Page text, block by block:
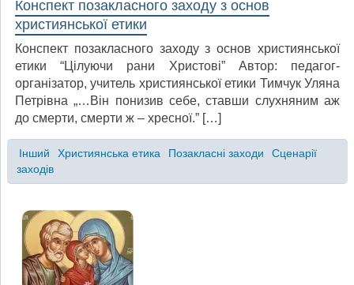
Конспект позакласного заходу з основ
християнської етики
Конспект позакласного заходу з основ християнської
етики “Цілуючи рани Христові” Автор: педагог-
організатор, учитель християнської етики Тимчук Уляна
Петрівна „…Він понизив себе, ставши слухняним аж
до смерти, смерти ж – хресної.” […]
Інший Християнська етика Позакласні заходи
Сценарії
заходів